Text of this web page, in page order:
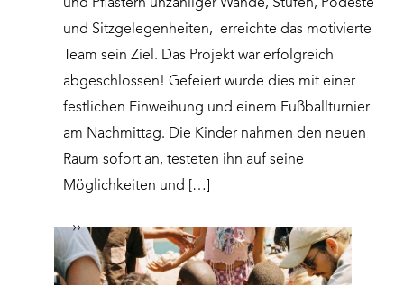
und Pflastern unzähliger Wände, Stufen, Podeste
und Sitzgelegenheiten, erreichte das motivierte
Team sein Ziel. Das Projekt war erfolgreich
abgeschlossen! Gefeiert wurde dies mit einer
festlichen Einweihung und einem Fußballturnier
am Nachmittag. Die Kinder nahmen den neuen
Raum sofort an, testeten ihn auf seine
Möglichkeiten und […]
››